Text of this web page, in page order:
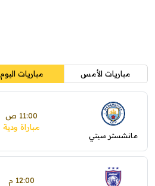
مباريات الأمس مباريات اليوم
مانشستر سيتي
11:00 ص
مباراة ودية
12:00 م